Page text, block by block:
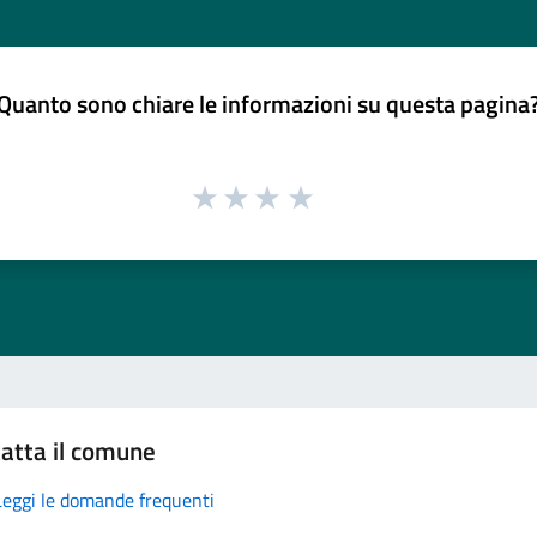
sono chiare le informazioni su questa
il comune
le domande frequenti